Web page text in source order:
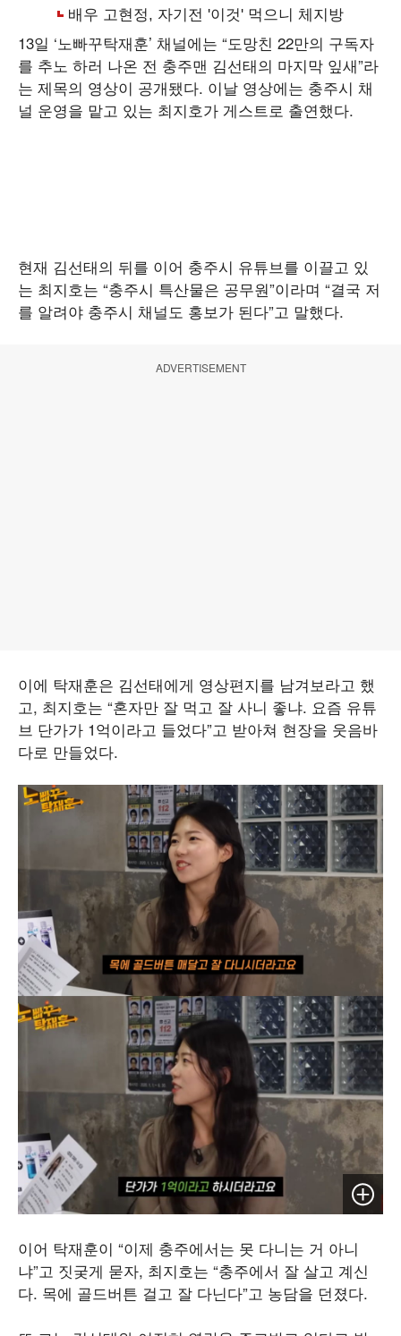
13일 ‘노빠꾸탁재훈’ 채널에는 “도망친 22만의 구독자
를 추노 하러 나온 전 충주맨 김선태의 마지막 잎새”라
는 제목의 영상이 공개됐다. 이날 영상에는 충주시 채
널 운영을 맡고 있는 최지호가 게스트로 출연했다.
현재 김선태의 뒤를 이어 충주시 유튜브를 이끌고 있
는 최지호는 “충주시 특산물은 공무원”이라며 “결국 저
를 알려야 충주시 채널도 홍보가 된다”고 말했다.
ADVERTISEMENT
이에 탁재훈은 김선태에게 영상편지를 남겨보라고 했
고, 최지호는 “혼자만 잘 먹고 잘 사니 좋냐. 요즘 유튜
브 단가가 1억이라고 들었다”고 받아쳐 현장을 웃음바
다로 만들었다.
이미지
이어 탁재훈이 “이제 충주에서는 못 다니는 거 아니
냐”고 짓궂게 묻자, 최지호는 “충주에서 잘 살고 계신
다. 목에 골드버튼 걸고 잘 다닌다”고 농담을 던졌다.